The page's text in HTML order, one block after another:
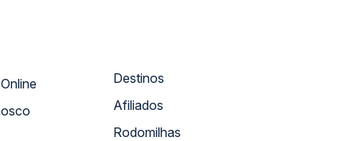
Atendimento Online
Destinos
Afiliados
Rodomilhas